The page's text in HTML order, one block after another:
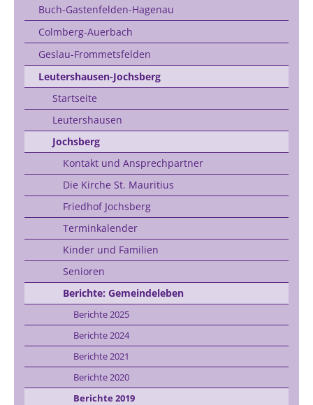
Buch-Gastenfelden-Hagenau
Colmberg-Auerbach
Geslau-Frommetsfelden
Leutershausen-Jochsberg
Startseite
Leutershausen
Jochsberg
Kontakt und Ansprechpartner
Die Kirche St. Mauritius
Friedhof Jochsberg
Terminkalender
Kinder und Familien
Senioren
Berichte: Gemeindeleben
Berichte 2025
Berichte 2024
Berichte 2021
Berichte 2020
Berichte 2019